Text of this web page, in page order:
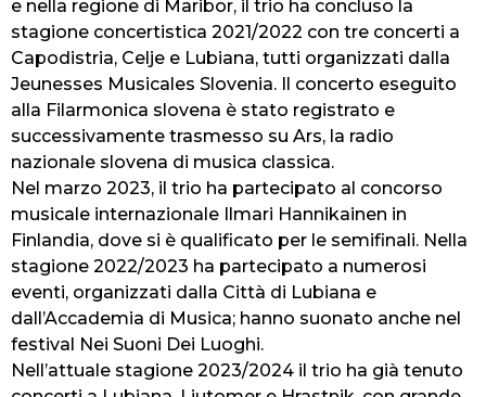
e nella regione di Maribor, il trio ha concluso la
stagione concertistica 2021/2022 con tre concerti a
Capodistria, Celje e Lubiana, tutti organizzati dalla
Jeunesses Musicales Slovenia. Il concerto eseguito
alla Filarmonica slovena è stato registrato e
successivamente trasmesso su Ars, la radio
nazionale slovena di musica classica.
Nel marzo 2023, il trio ha partecipato al concorso
musicale internazionale Ilmari Hannikainen in
Finlandia, dove si è qualificato per le semifinali. Nella
stagione 2022/2023 ha partecipato a numerosi
eventi, organizzati dalla Città di Lubiana e
dall’Accademia di Musica; hanno suonato anche nel
festival Nei Suoni Dei Luoghi.
Nell’attuale stagione 2023/2024 il trio ha già tenuto